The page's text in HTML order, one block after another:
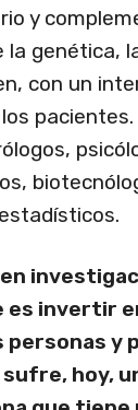
y
la genética,
con un
es invertir
y
hoy,